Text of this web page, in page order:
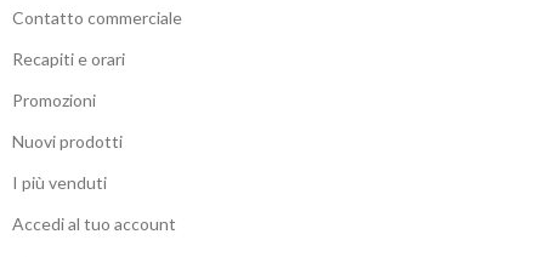
Contatto commerciale
Recapiti e orari
Promozioni
Nuovi prodotti
I più venduti
Accedi al tuo account